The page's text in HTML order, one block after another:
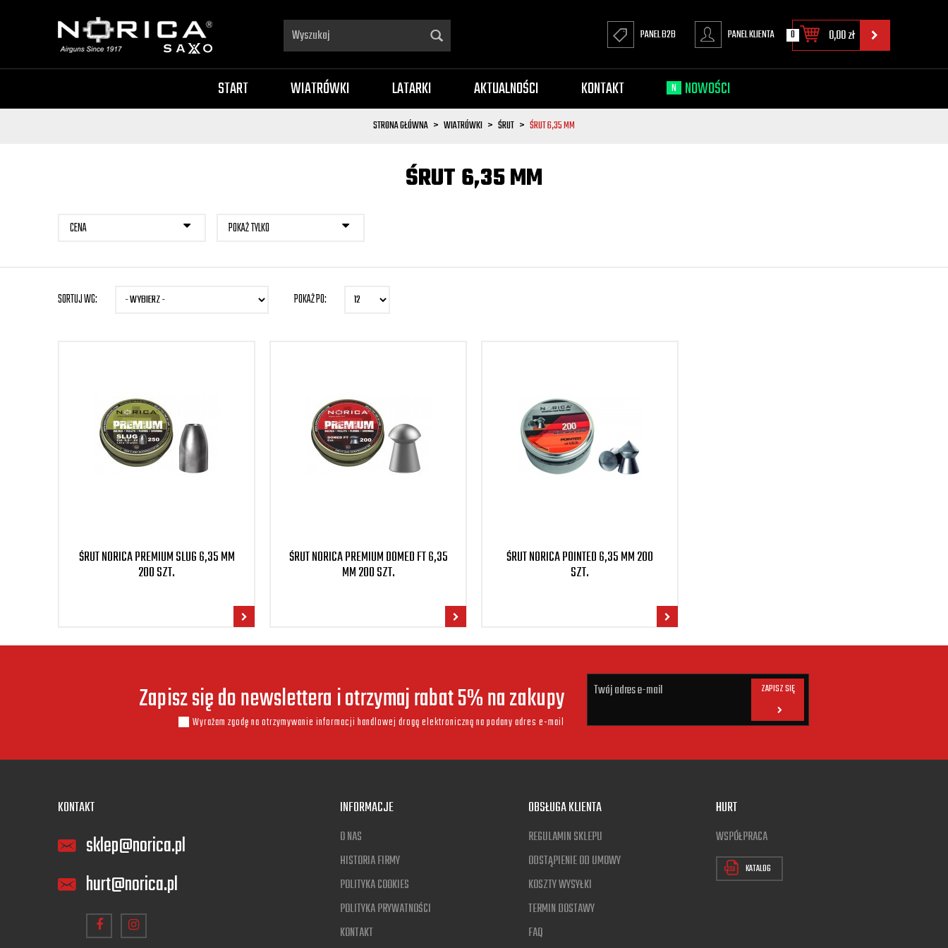
0 0,00zł
PANEL B2B PANEL KLIENTA
START WIATRÓWKI LATARKI AKTUALNOŚCI KONTAKT N NOWOŚCI
STRONA GŁÓWNA WIATRÓWKI ŚRUT ŚRUT 6,35 MM
ŚRUT 6,35 MM
CENA POKAŻ TYLKO
SORTUJ WG: POKAŻ PO:
ŚRUT NORICA PREMIUM SLUG 6,35 MM
200 SZT.
ŚRUT NORICA PREMIUM DOMED FT 6,35
MM 200 SZT.
ŚRUT NORICA POINTED 6,35 MM 200
SZT.
Zapisz się do newslettera i otrzymaj rabat 5% na zakupy
Wyrażam zgodę na otrzymywanie informacji handlowej drogą elektroniczną na podany adres e-mail
ZAPISZ SIĘ
INFORMACJE
O NAS
HISTORIA FIRMY
POLITYKA COOKIES
POLITYKA PRYWATNOŚCI
KONTAKT
OBSŁUGA KLIENTA
REGULAMIN SKLEPU
ODSTĄPIENIE OD UMOWY
KOSZTY WYSYŁKI
TERMIN DOSTAWY
FAQ
HURT
WSPÓŁPRACA
KATALOG
KONTAKT
sklep@norica.pl
hurt@norica.pl